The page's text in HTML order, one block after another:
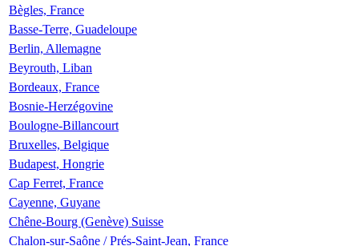
Bègles, France
Basse-Terre, Guadeloupe
Berlin, Allemagne
Beyrouth, Liban
Bordeaux, France
Bosnie-Herzégovine
Boulogne-Billancourt
Bruxelles, Belgique
Budapest, Hongrie
Cap Ferret, France
Cayenne, Guyane
Chêne-Bourg (Genève) Suisse
Chalon-sur-Saône / Prés-Saint-Jean, France